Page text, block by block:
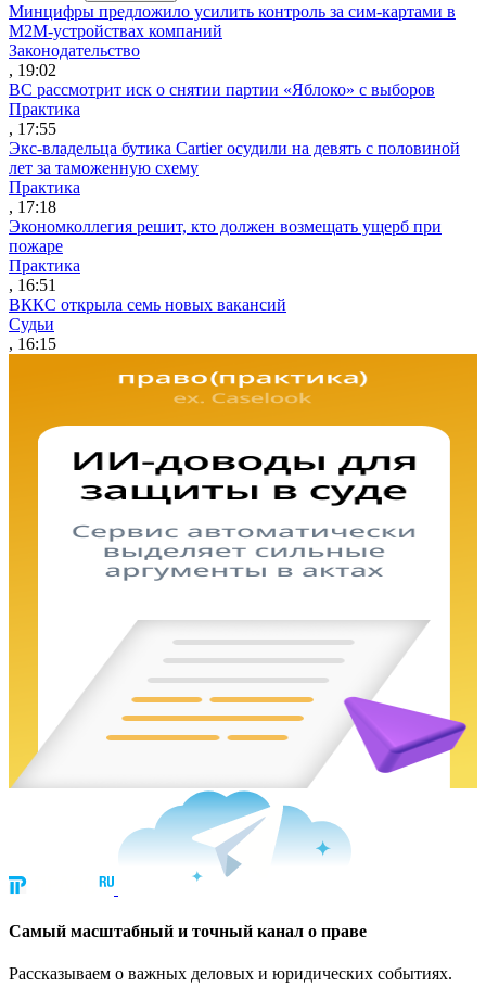
Минцифры предложило усилить контроль за сим-картами в
M2M-устройствах компаний
Законодательство
, 19:02
ВС рассмотрит иск о снятии партии «Яблоко» с выборов
Практика
, 17:55
Экс-владельца бутика Cartier осудили на девять с половиной
лет за таможенную схему
Практика
, 17:18
Экономколлегия решит, кто должен возмещать ущерб при
пожаре
Практика
, 16:51
ВККС открыла семь новых вакансий
Судьи
, 16:15
Cамый масштабный и точный канал о праве
Рассказываем о важных деловых и юридических событиях.